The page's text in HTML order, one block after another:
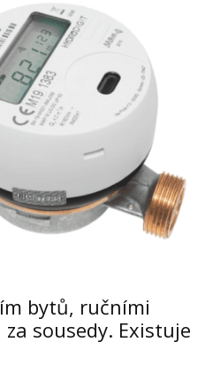
bytů, ručními
sousedy. Existuje